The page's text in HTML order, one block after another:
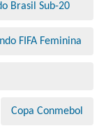
Brasil Sub-20
FIFA Feminina
Copa Conmebol